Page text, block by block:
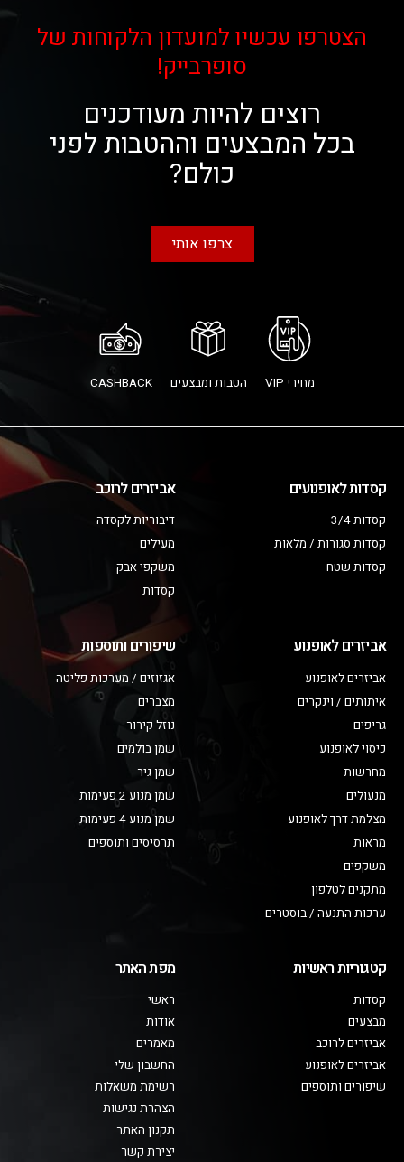
הצטרפו עכשיו למועדון הלקוחות של
סופרבייק!
רוצים להיות מעודכנים
בכל המבצעים וההטבות לפני
כולם?
צרפו אותי
מחירי VIP הטבות ומבצעים CASHBACK
קסדות לאופנועים
קסדות 3/4
קסדות סגורות / מלאות
קסדות שטח
אביזרים לרוכב
דיבוריות לקסדה
מעילים
משקפי אבק
קסדות
אביזרים לאופנוע
אביזרים לאופנוע
איתותים / וינקרים
גריפים
כיסוי לאופנוע
מחרשות
מנעולים
מצלמת דרך לאופנוע
מראות
משקפים
מתקנים לטלפון
ערכות התנעה / בוסטרים
שיפורים ותוספות
אגזוזים / מערכות פליטה
מצברים
נוזל קירור
שמן בולמים
שמן גיר
שמן מנוע 2 פעימות
שמן מנוע 4 פעימות
תרסיסים ותוספים
קטגוריות ראשיות
קסדות
מבצעים
אביזרים לרוכב
אביזרים לאופנוע
שיפורים ותוספים
מפת האתר
ראשי
אודות
מאמרים
החשבון שלי
רשימת משאלות
הצהרת נגישות
תקנון האתר
יצירת קשר